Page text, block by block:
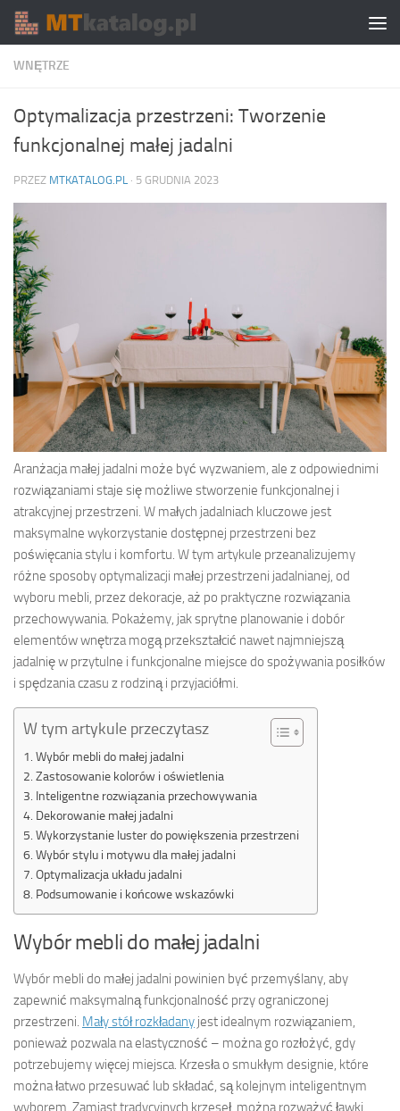
Skip to content
WNĘTRZE
Optymalizacja przestrzeni: Tworzenie
funkcjonalnej małej jadalni
PRZEZ MTKATALOG.PL · 5 GRUDNIA 2023
Aranżacja małej jadalni może być wyzwaniem, ale z odpowiednimi
rozwiązaniami staje się możliwe stworzenie funkcjonalnej i
atrakcyjnej przestrzeni. W małych jadalniach kluczowe jest
maksymalne wykorzystanie dostępnej przestrzeni bez
poświęcania stylu i komfortu. W tym artykule przeanalizujemy
różne sposoby optymalizacji małej przestrzeni jadalnianej, od
wyboru mebli, przez dekoracje, aż po praktyczne rozwiązania
przechowywania. Pokażemy, jak sprytne planowanie i dobór
elementów wnętrza mogą przekształcić nawet najmniejszą
jadalnię w przytulne i funkcjonalne miejsce do spożywania posiłków
i spędzania czasu z rodziną i przyjaciółmi.
W tym artykule przeczytasz
Wybór mebli do małej jadalni
Zastosowanie kolorów i oświetlenia
Inteligentne rozwiązania przechowywania
Dekorowanie małej jadalni
Wykorzystanie luster do powiększenia przestrzeni
Wybór stylu i motywu dla małej jadalni
Optymalizacja układu jadalni
Podsumowanie i końcowe wskazówki
Wybór mebli do małej jadalni
Wybór mebli do małej jadalni powinien być przemyślany, aby
zapewnić maksymalną funkcjonalność przy ograniczonej
przestrzeni. Mały stół rozkładany jest idealnym rozwiązaniem,
ponieważ pozwala na elastyczność – można go rozłożyć, gdy
potrzebujemy więcej miejsca. Krzesła o smukłym designie, które
można łatwo przesuwać lub składać, są kolejnym inteligentnym
wyborem. Zamiast tradycyjnych krzeseł, można rozważyć ławki,